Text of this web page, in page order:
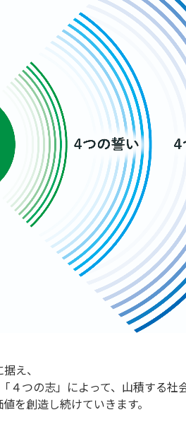
え、
つの志」によって、山積する社
を創造し続けていきます。